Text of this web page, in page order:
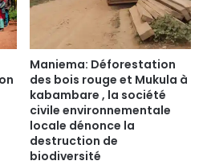
Maniema: Déforestation
des bois rouge et Mukula à
kabambare , la société
civile environnementale
locale dénonce la
destruction de
biodiversité